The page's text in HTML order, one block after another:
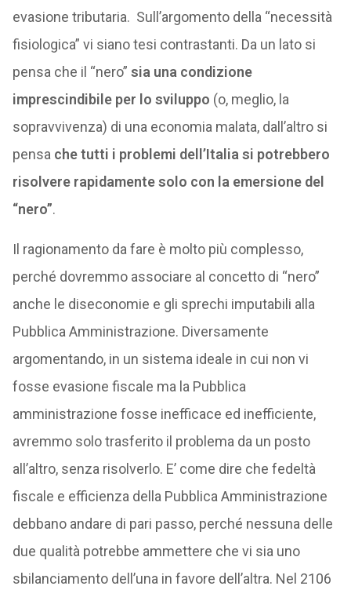
evasione tributaria. Sull’argomento della “necessità
fisiologica” vi siano tesi contrastanti. Da un lato si
pensa che il “nero” sia una condizione
imprescindibile per lo sviluppo (o, meglio, la
sopravvivenza) di una economia malata, dall’altro si
pensa che tutti i problemi dell’Italia si potrebbero
risolvere rapidamente solo con la emersione del
“nero”.
Il ragionamento da fare è molto più complesso,
perché dovremmo associare al concetto di “nero”
anche le diseconomie e gli sprechi imputabili alla
Pubblica Amministrazione. Diversamente
argomentando, in un sistema ideale in cui non vi
fosse evasione fiscale ma la Pubblica
amministrazione fosse inefficace ed inefficiente,
avremmo solo trasferito il problema da un posto
all’altro, senza risolverlo. E’ come dire che fedeltà
fiscale e efficienza della Pubblica Amministrazione
debbano andare di pari passo, perché nessuna delle
due qualità potrebbe ammettere che vi sia uno
sbilanciamento dell’una in favore dell’altra. Nel 2106